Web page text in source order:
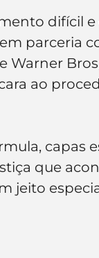
Papelaria
nome de
difícil
parceria
Warner
ao
capas
que
jeito